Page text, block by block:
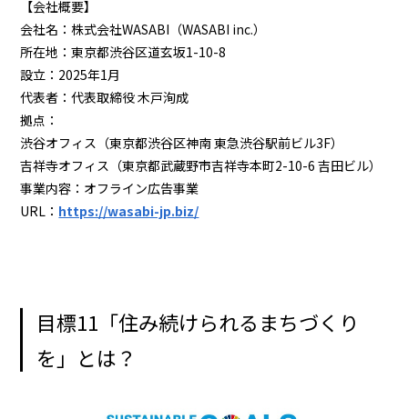
【会社概要】
会社名：株式会社WASABI（WASABI inc.）
所在地：東京都渋谷区道玄坂1-10-8
設立：2025年1月
代表者：代表取締役 木戸洵成
拠点：
渋谷オフィス（東京都渋谷区神南 東急渋谷駅前ビル3F）
吉祥寺オフィス（東京都武蔵野市吉祥寺本町2-10-6 吉田ビル）
事業内容：オフライン広告事業
URL： https://wasabi-jp.biz/
目標11「住み続けられるまちづくり
を」とは？